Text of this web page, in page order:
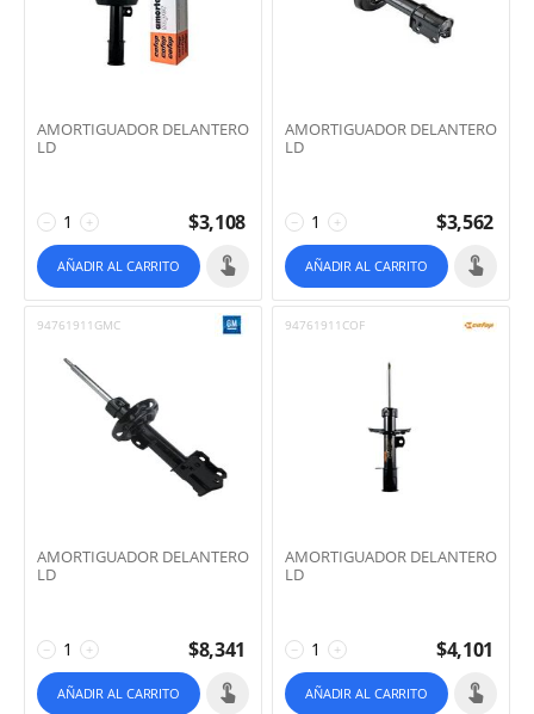
AMORTIGUADOR DELANTERO
LD
+
− $3,108
AÑADIR AL CARRITO
AMORTIGUADOR DELANTERO
LD
+
− $3,562
AÑADIR AL CARRITO
94761911GMC
AMORTIGUADOR DELANTERO
LD
+
− $8,341
AÑADIR AL CARRITO
94761911COF
AMORTIGUADOR DELANTERO
LD
+
− $4,101
AÑADIR AL CARRITO